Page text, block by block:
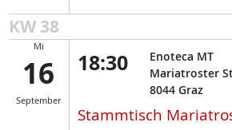
KW 38
Mi
16
September
18:30
Enoteca MT
Mariatroster
8044 Graz
Stammtisch